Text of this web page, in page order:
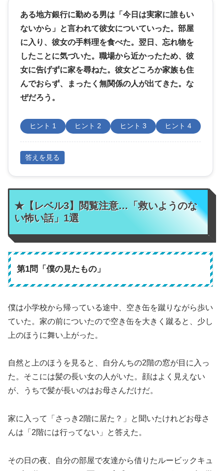
ある地方銀行に勤める男は「今日は実家に誰もい
ないから」と言われて彼女についていった。部屋
に入り、彼女の手料理を食べた。翌日、忘れ物を
したことに気づいた。職場から近かったため、彼
女に告げずに家を尋ねた。彼女どころか家族も住
んでおらず、まったく無関係の人が出てきた。な
ぜだろう。
ヒント 1 ヒント 2 ヒント 3 ヒント 4
答えを見る
★【レベル3】閲覧注意…「救いようのな
い怖い話」1選
第1問「僕の見たもの」
僕は小学校から帰っている途中、空き缶を蹴りながら歩い
ていた。家の前についたので空き缶を大きく蹴ると、少し
上のほうに舞い上がった。
自然と上のほうを見ると、自分んちの2階の窓が目に入っ
た。そこには髪の長い女の人がいた。顔はよく見えない
が、うちで髪が長いのはお母さんだけだ。
家に入って「さっき2階に居た？」と聞いたけれどお母さ
んは「2階には行ってない」と答えた。
その日の夜、自分の部屋で友達から借りたルービックキュ